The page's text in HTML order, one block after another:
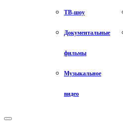
ТВ-шоу
Документальные
фильмы
Музыкальное
видео
Primary